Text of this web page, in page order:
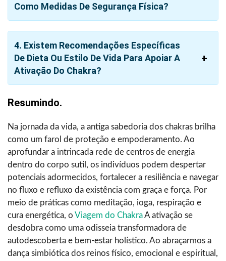
Como Medidas De Segurança Física?
4. Existem Recomendações Específicas
De Dieta Ou Estilo De Vida Para Apoiar A
Ativação Do Chakra?
Resumindo.
Na jornada da vida, a antiga sabedoria dos chakras brilha
como um farol de proteção e empoderamento. Ao
aprofundar a intrincada rede de centros de energia
dentro do corpo sutil, os indivíduos podem despertar
potenciais adormecidos, fortalecer a resiliência e navegar
no fluxo e refluxo da existência com graça e força. Por
meio de práticas como meditação, ioga, respiração e
cura energética, o Viagem do ChakraA ativação se
desdobra como uma odisseia transformadora de
autodescoberta e bem-estar holístico. Ao abraçarmos a
dança simbiótica dos reinos físico, emocional e espiritual,